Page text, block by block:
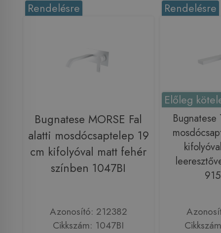
Rendelésre
Bugnatese MORSE Fal
alatti mosdócsaptelep 19
cm kifolyóval matt fehér
színben 1047BI
Azonosító: 212382
Cikkszám: 1047BI
Rendelésre
Előleg